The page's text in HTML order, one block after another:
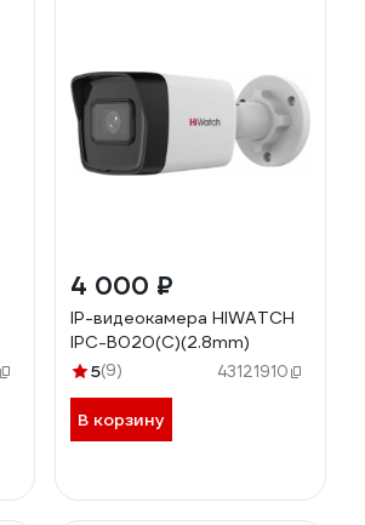
4 000 ₽
IP-видеокамера HIWATCH
IPC-B020(С)(2.8mm)
5(9) 43121910
В корзину